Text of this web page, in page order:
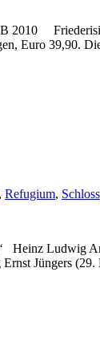
2010
Euro 39,90.
Refugium, Schloss
Heinz Ludwig
Jüngers